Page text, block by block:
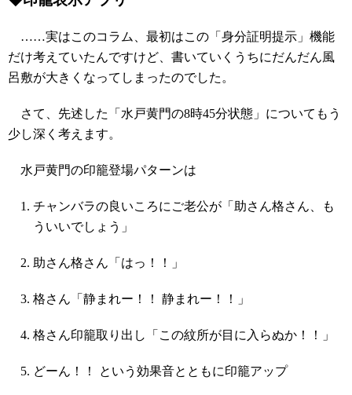
……実はこのコラム、最初はこの「身分証明提示」機能
だけ考えていたんですけど、書いていくうちにだんだん風
呂敷が大きくなってしまったのでした。
さて、先述した「水戸黄門の8時45分状態」についてもう
少し深く考えます。
水戸黄門の印籠登場パターンは
チャンバラの良いころにご老公が「助さん格さん、も
ういいでしょう」
助さん格さん「はっ！！」
格さん「静まれー！！ 静まれー！！」
格さん印籠取り出し「この紋所が目に入らぬか！！」
どーん！！ という効果音とともに印籠アップ